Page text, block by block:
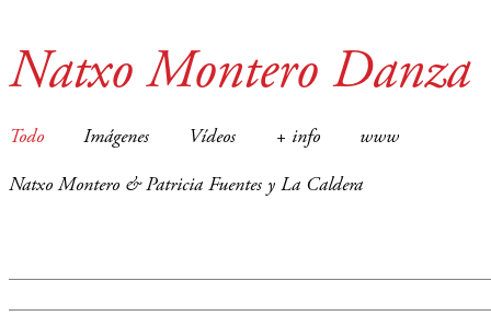
Natxo Montero Danza
Todo Imágenes Vídeos + info www
Natxo Montero & Patricia Fuentes y La Caldera